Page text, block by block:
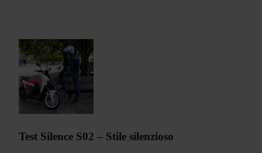
Test Silence S02 – Stile silenzioso